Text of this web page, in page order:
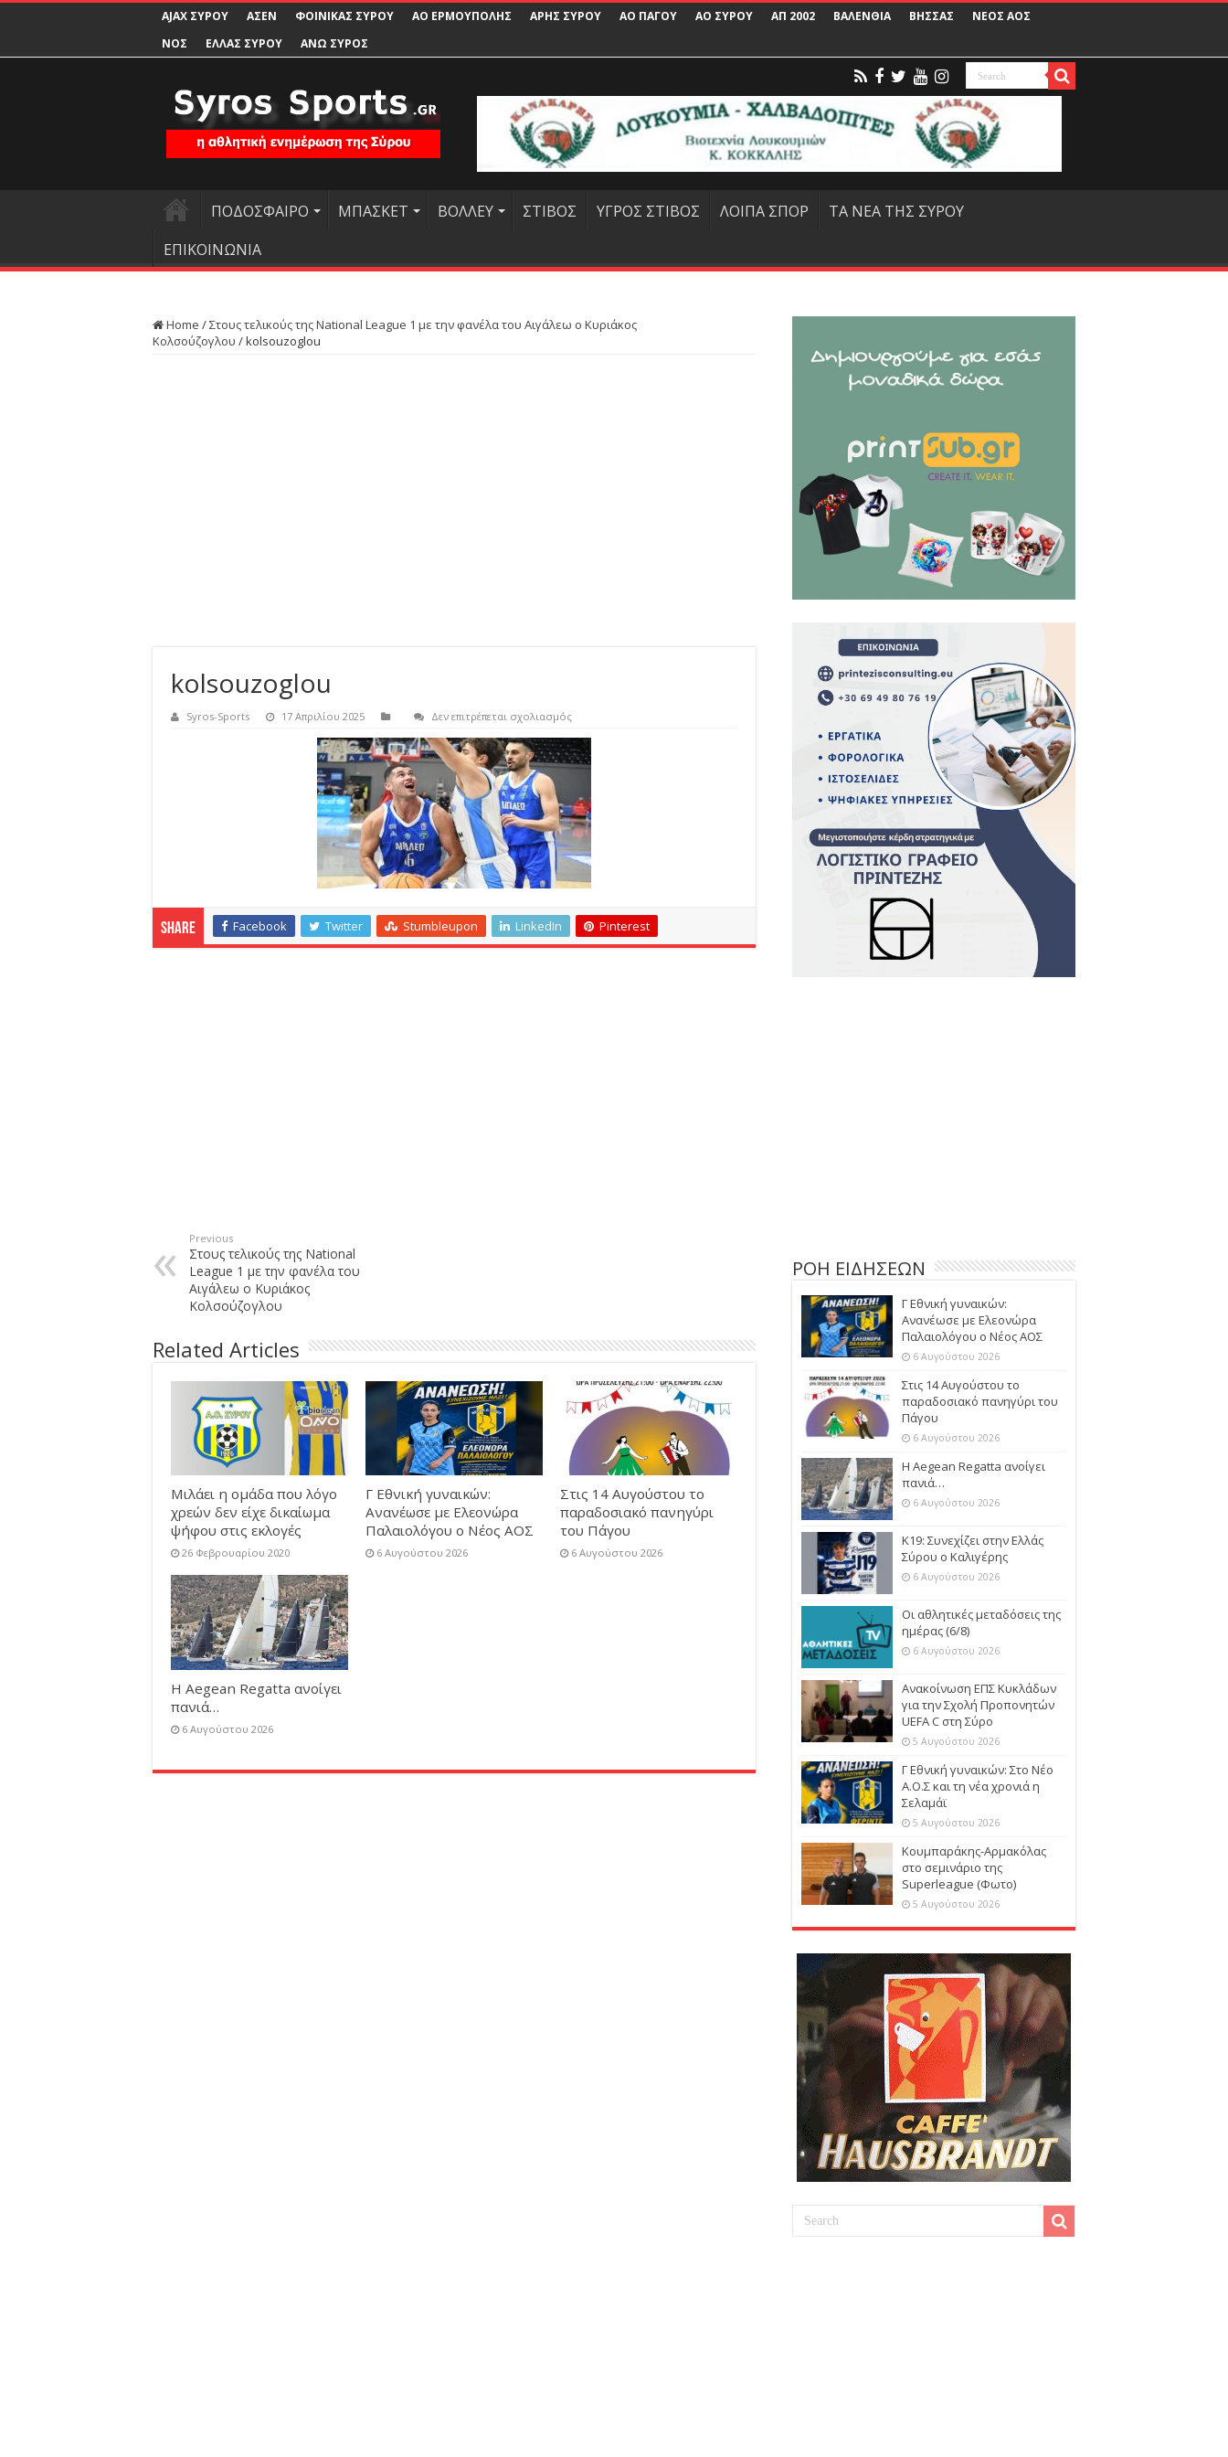
AJAX ΣΥΡΟΥ ΑΣΕΝ ΦΟΙΝΙΚΑΣ ΣΥΡΟΥ ΑΟ ΕΡΜΟΥΠΟΛΗΣ ΑΡΗΣ ΣΥΡΟΥ ΑΟ ΠΑΓΟΥ ΑΟ ΣΥΡΟΥ ΑΠ 2002 ΒΑΛΕΝΘΙΑ ΒΗΣΣΑΣ
ΝΕΟΣ ΑΟΣ
ΝΟΣ
ΕΛΛΑΣ ΣΥΡΟΥ ΑΝΩ ΣΥΡΟΣ
ΠΟΔΟΣΦΑΙΡΟ ΜΠΑΣΚΕΤ ΒΟΛΛΕΥ ΣΤΙΒΟΣ ΥΓΡΟΣ ΣΤΙΒΟΣ ΛΟΙΠΑ ΣΠΟΡ
ΤΑ ΝΕΑ ΤΗΣ ΣΥΡΟΥ
ΕΠΙΚΟΙΝΩΝΙΑ
Home /Στους τελικούς της National League 1 με την φανέλα του Αιγάλεω ο Κυριάκος
Κολσούζογλου /kolsouzoglou
kolsouzoglou
Syros-Sports 17 Απριλίου 2025 Δεν επιτρέπεται σχολιασμόςστο
Share Facebook Twitter Stumbleupon LinkedIn Pinterest
Previous
Στους τελικούς της National
League 1 με την φανέλα του
Αιγάλεω ο Κυριάκος
Κολσούζογλου
Related Articles
Μιλάει η ομάδα που λόγο
χρεών δεν είχε δικαίωμα
ψήφου στις εκλογές
26 Φεβρουαρίου 2020
Γ Εθνική γυναικών:
Ανανέωσε με Ελεονώρα
Παλαιολόγου ο Νέος ΑΟΣ
6 Αυγούστου 2026
Στις 14 Αυγούστου το
παραδοσιακό πανηγύρι
του Πάγου
6 Αυγούστου 2026
Η Aegean Regatta ανοίγει
πανιά…
6 Αυγούστου 2026
ΡΟΗ ΕΙΔΗΣΕΩΝ
Γ Εθνική γυναικών:
Ανανέωσε με Ελεονώρα
Παλαιολόγου ο Νέος ΑΟΣ
6 Αυγούστου 2026
Στις 14 Αυγούστου το
παραδοσιακό πανηγύρι του
Πάγου
6 Αυγούστου 2026
Η Aegean Regatta ανοίγει
πανιά…
6 Αυγούστου 2026
Κ19: Συνεχίζει στην Ελλάς
Σύρου ο Καλιγέρης
6 Αυγούστου 2026
Οι αθλητικές μεταδόσεις της
ημέρας (6/8)
6 Αυγούστου 2026
Ανακοίνωση ΕΠΣ Κυκλάδων
για την Σχολή Προπονητών
UEFA C στη Σύρο
5 Αυγούστου 2026
Γ Εθνική γυναικών: Στο Νέο
Α.Ο.Σ και τη νέα χρονιά η
Σελαμάϊ
5 Αυγούστου 2026
Κουμπαράκης-Αρμακόλας
στο σεμινάριο της
Superleague (Φωτο)
5 Αυγούστου 2026